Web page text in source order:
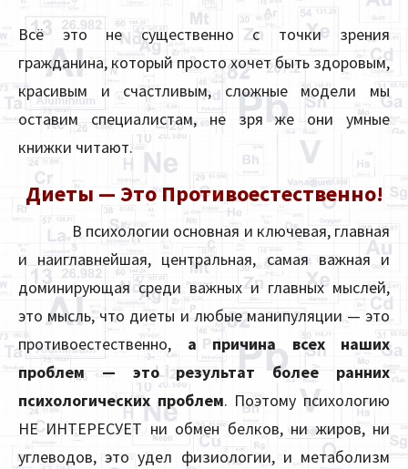
Всё это не существенно с точки зрения
гражданина, который просто хочет быть здоровым,
красивым и счастливым, сложные модели мы
оставим специалистам, не зря же они умные
книжки читают.
Диеты — Это Противоестественно!
В психологии основная и ключевая, главная
и наиглавнейшая, центральная, самая важная и
доминирующая среди важных и главных мыслей,
это мысль, что диеты и любые манипуляции — это
противоестественно, а
причина всех наших
проблем — это результат более ранних
психологических проблем. Поэтому психологию
НЕ ИНТЕРЕСУЕТ ни обмен белков, ни жиров, ни
углеводов, это удел физиологии, и метаболизм